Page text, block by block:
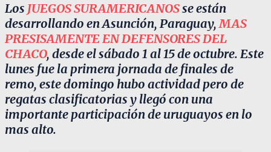
Los JUEGOS SURAMERICANOSse están
desarrollando en Asunción, Paraguay,MAS
PRESISAMENTE EN DEFENSORES DEL
CHACO, desde el sábado 1 al 15 de octubre. Este
lunes fue la primera jornada de finales de
remo, este domingo hubo actividad pero de
regatas clasificatorias y llegó con una
importante participación de uruguayos en lo
mas alto.